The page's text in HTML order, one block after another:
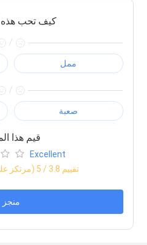
كيف تحب هذه
/
ممل
/
صعبة
:قيم هذا
Excellent
:تقييم 3.8 / 5 (مرتكز على
منجز